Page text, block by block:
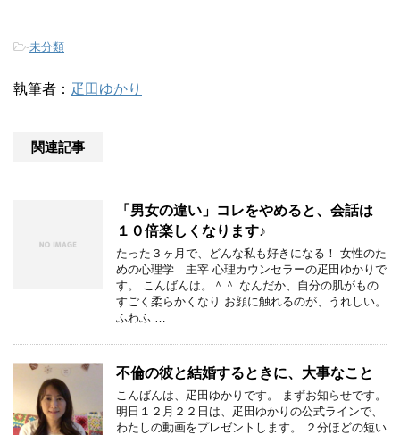
-未分類
執筆者： 疋田ゆかり
関連記事
「男女の違い」コレをやめると、会話は
１０倍楽しくなります♪
たった３ヶ月で、どんな私も好きになる！ 女性のた
めの心理学 主宰 心理カウンセラーの疋田ゆかりで
す。 こんばんは。＾＾ なんだか、自分の肌がもの
すごく柔らかくなり お顔に触れるのが、うれしい。
ふわふ …
不倫の彼と結婚するときに、大事なこと
こんばんは、疋田ゆかりです。 まずお知らせです。
明日１２月２２日は、疋田ゆかりの公式ラインで、
わたしの動画をプレゼントします。 ２分ほどの短い